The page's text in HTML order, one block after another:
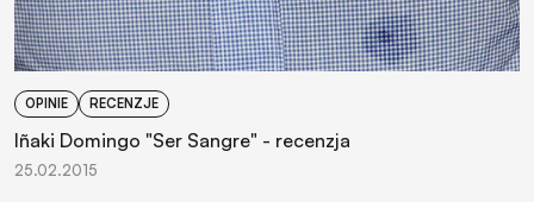
OPINIE RECENZJE
Iñaki Domingo "Ser Sangre" - recenzja
25.02.2015